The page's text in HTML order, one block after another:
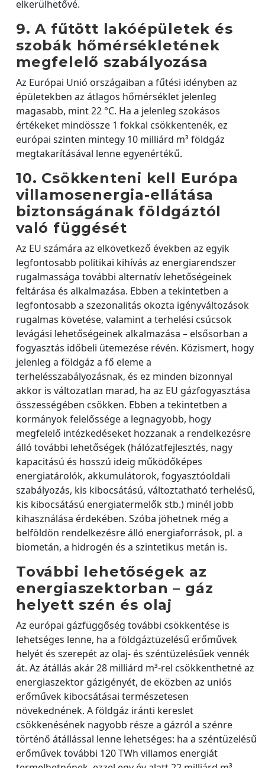
elkerülhetővé.
9. A fűtött lakóépületek és
szobák hőmérsékletének
megfelelő szabályozása
Az Európai Unió országaiban a fűtési idényben az
épületekben az átlagos hőmérséklet jelenleg
magasabb, mint 22 °C. Ha a jelenleg szokásos
értékeket mindössze 1 fokkal csökkentenék, ez
európai szinten mintegy 10 milliárd m³ földgáz
megtakarításával lenne egyenértékű.
10. Csökkenteni kell Európa
villamosenergia-ellátása
biztonságának földgáztól
való függését
Az EU számára az elkövetkező években az egyik
legfontosabb politikai kihívás az energiarendszer
rugalmassága további alternatív lehetőségeinek
feltárása és alkalmazása. Ebben a tekintetben a
legfontosabb a szezonalitás okozta igényváltozások
rugalmas követése, valamint a terhelési csúcsok
levágási lehetőségeinek alkalmazása – elsősorban a
fogyasztás időbeli ütemezése révén. Közismert, hogy
jelenleg a földgáz a fő eleme a
terhelésszabályozásnak, és ez minden bizonnyal
akkor is változatlan marad, ha az EU gázfogyasztása
összességében csökken. Ebben a tekintetben a
kormányok felelőssége a legnagyobb, hogy
megfelelő intézkedéseket hozzanak a rendelkezésre
álló további lehetőségek (hálózatfejlesztés, nagy
kapacitású és hosszú ideig működőképes
energiatárolók, akkumulátorok, fogyasztóoldali
szabályozás, kis kibocsátású, változtatható terhelésű,
kis kibocsátású energiatermelők stb.) minél jobb
kihasználása érdekében. Szóba jöhetnek még a
belföldön rendelkezésre álló energiaforrások, pl. a
biometán, a hidrogén és a szintetikus metán is.
További lehetőségek az
energiaszektorban – gáz
helyett szén és olaj
Az európai gázfüggőség további csökkentése is
lehetséges lenne, ha a földgáztüzelésű erőművek
helyét és szerepét az olaj- és széntüzelésűek vennék
át. Az átállás akár 28 milliárd m³-rel csökkenthetné az
energiaszektor gázigényét, de eközben az uniós
erőművek kibocsátásai természetesen
növekednének. A földgáz iránti kereslet
csökkenésének nagyobb része a gázról a szénre
történő átállással lenne lehetséges: ha a széntüzelésű
erőművek további 120 TWh villamos energiát